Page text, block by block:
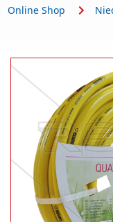
Online Shop